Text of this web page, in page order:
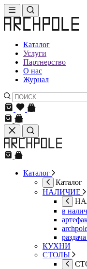
Каталог
Услуги
Партнерство
О нас
Журнал
Каталог
Каталог
НАЛИЧИЕ
в
КУХНИ
СТОЛЫ